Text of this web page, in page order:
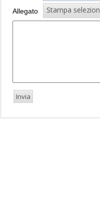
Allegato
Stampa